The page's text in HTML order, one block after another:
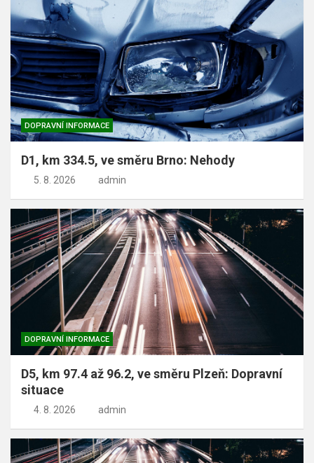
DOPRAVNÍ INFORMACE
D1, km 334.5, ve směru Brno: Nehody
5. 8. 2026 admin
DOPRAVNÍ INFORMACE
D5, km 97.4 až 96.2, ve směru Plzeň: Dopravní
situace
4. 8. 2026 admin